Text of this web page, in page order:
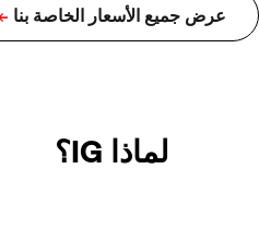
لماذا IG؟